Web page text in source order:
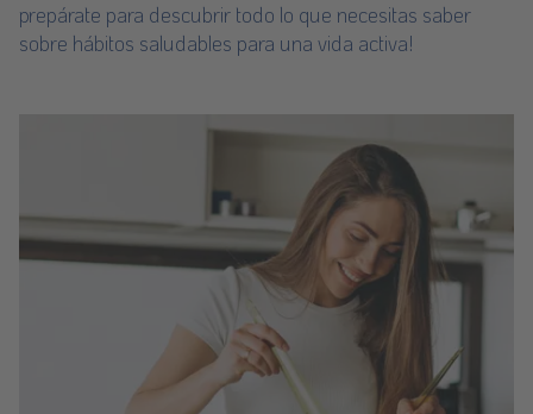
prepárate para descubrir todo lo que necesitas saber
sobre hábitos saludables para una vida activa!